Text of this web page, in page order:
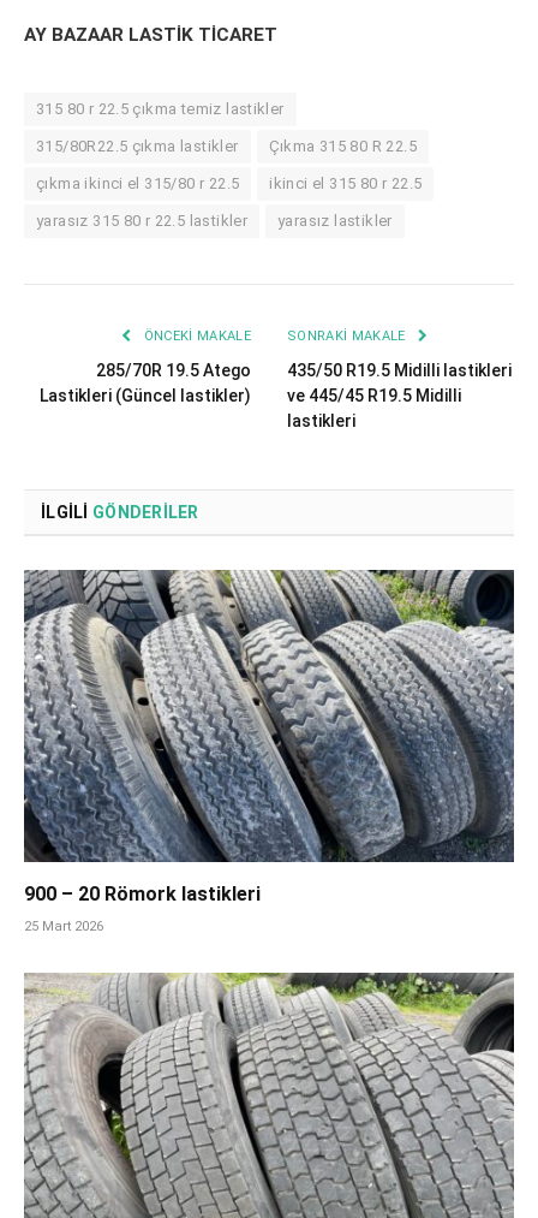
AY BAZAAR LASTİK TİCARET
315 80 r 22.5 çıkma temiz lastikler
315/80R22.5 çıkma lastikler Çıkma 315 80 R 22.5
çıkma ikinci el 315/80 r 22.5 ikinci el 315 80 r 22.5
yarasız 315 80 r 22.5 lastikler yarasız lastikler
ÖNCEKI MAKALE
285/70R 19.5 Atego
Lastikleri (Güncel lastikler)
SONRAKI MAKALE
435/50 R19.5 Midilli lastikleri
ve 445/45 R19.5 Midilli
lastikleri
İLGILI GÖNDERILER
900 – 20 Römork lastikleri
25 Mart 2026